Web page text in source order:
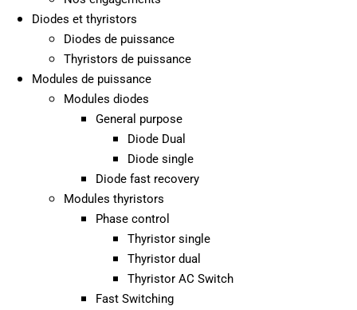
Diodes et thyristors
Diodes de puissance
Thyristors de puissance
Modules de puissance
Modules diodes
General purpose
Diode Dual
Diode single
Diode fast recovery
Modules thyristors
Phase control
Thyristor single
Thyristor dual
Thyristor AC Switch
Fast Switching